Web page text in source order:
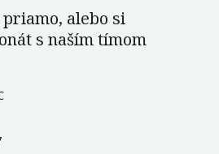
alebo si
s naším tímom